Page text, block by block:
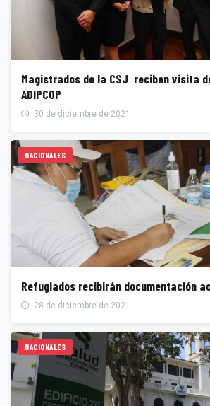
Magistrados de la CSJ reciben visita
ADIPCOP
30 de diciembre de 2021
NACIONALES
Refugiados recibirán documentación
28 de diciembre de 2021
NACIONALES